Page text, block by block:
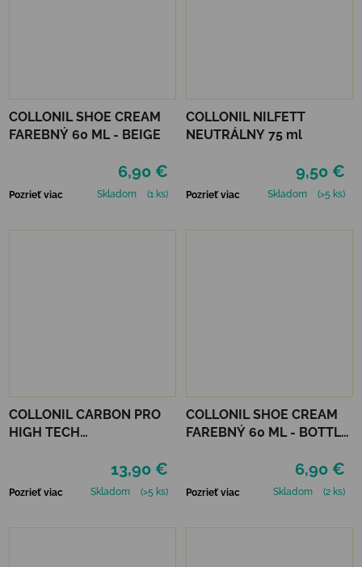
COLLONIL SHOE CREAM
FAREBNÝ 60 ML - BEIGE
6,90 €
Pozrieť viac Skladom (1 ks)
COLLONIL NILFETT
NEUTRÁLNY 75 ml
9,50 €
Pozrieť viac Skladom (>5 ks)
COLLONIL CARBON PRO
HIGH TECH
13,90 €
Pozrieť viac Skladom (>5 ks)
COLLONIL SHOE CREAM
FAREBNÝ 60 ML - BOTTLE
6,90 €
Pozrieť viac Skladom (2 ks)